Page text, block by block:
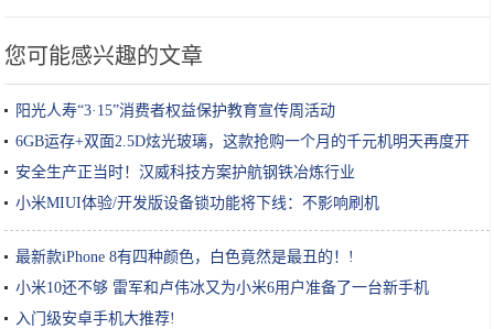
您可能感兴趣的文章
阳光人寿“3·15”消费者权益保护教育宣传周活动
6GB运存+双面2.5D炫光玻璃，这款抢购一个月的千元机明天再度开
卖
安全生产正当时！汉威科技方案护航钢铁冶炼行业
小米MIUI体验/开发版设备锁功能将下线：不影响刷机
最新款iPhone 8有四种颜色，白色竟然是最丑的！!
小米10还不够 雷军和卢伟冰又为小米6用户准备了一台新手机
入门级安卓手机大推荐!